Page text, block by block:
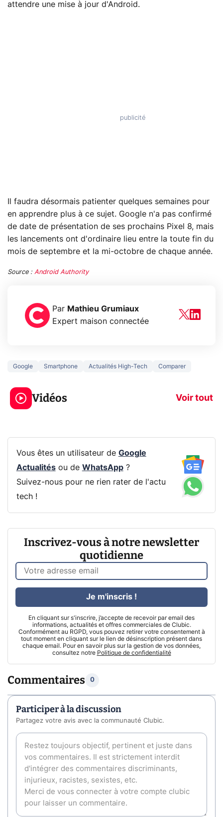
attendre une mise à jour d'Android.
Il faudra désormais patienter quelques semaines pour
en apprendre plus à ce sujet. Google n'a pas confirmé
de date de présentation de ses prochains Pixel 8, mais
les lancements ont d'ordinaire lieu entre la toute fin du
mois de septembre et la mi-octobre de chaque année.
Source : Android Authority
Par Mathieu Grumiaux
Expert maison connectée
Google Smartphone Actualités High-Tech Comparer
Vidéos Voir tout
3 écrans en 1 pour
319€ ? Voici L'AOC
CQ32G4ZA !
5
prochaine
Vous êtes un utilisateur de Google
Actualitésou de WhatsApp?
Suivez-nous pour ne rien rater de l'actu
tech !
Inscrivez-vous à notre newsletter
quotidienne
En cliquant sur s'inscrire, j’accepte de recevoir par email des
informations, actualités et offres commerciales de Clubic.
Conformément au RGPD, vous pouvez retirer votre consentement à
tout moment en cliquant sur le lien de désinscription présent dans
chaque email. Pour en savoir plus sur la gestion de vos données,
consultez notre Politique de confidentialité
Je m'inscris !
Commentaires 0
Participer à la discussion
Partagez votre avis avec la communauté Clubic.